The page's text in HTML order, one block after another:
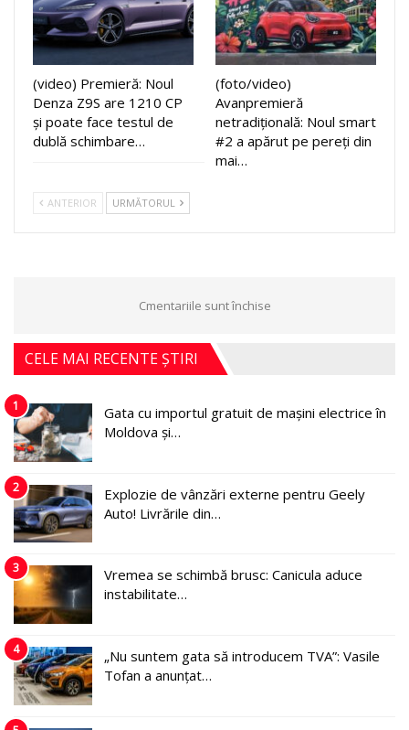
(video) Premieră: Noul
Denza Z9S are 1210 CP
și poate face testul de
dublă schimbare…
(foto/video)
Avanpremieră
netradițională: Noul smart
#2 a apărut pe pereți din
mai…
ANTERIOR URMĂTORUL
Cmentariile sunt închise
CELE MAI RECENTE ȘTIRI
1
Gata cu importul gratuit de mașini electrice în
Moldova și…
2
Explozie de vânzări externe pentru Geely
Auto! Livrările din…
3
Vremea se schimbă brusc: Canicula aduce
instabilitate…
4
„Nu suntem gata să introducem TVA”: Vasile
Tofan a anunțat…